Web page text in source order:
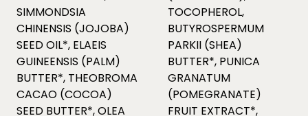
SIMMONDSIA
CHINENSIS (JOJOBA)
SEED OIL*, ELAEIS
GUINEENSIS (PALM)
BUTTER*, THEOBROMA
CACAO (COCOA)
SEED BUTTER*, OLEA
TOCOPHEROL,
BUTYROSPERMUM
PARKII (SHEA)
BUTTER*, PUNICA
GRANATUM
(POMEGRANATE)
FRUIT EXTRACT*,